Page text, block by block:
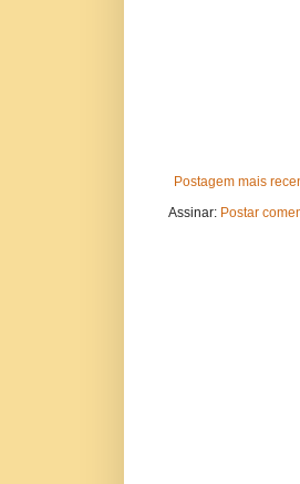
Postagem mais
Assinar: Postar